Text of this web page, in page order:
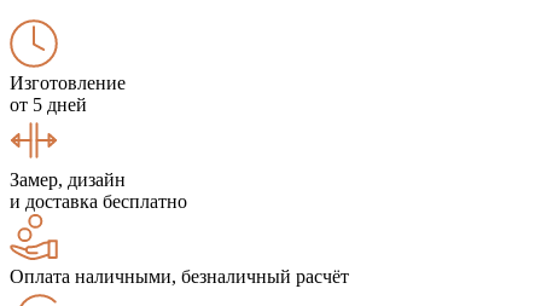
Изготовление
от 5 дней
Замер, дизайн
и доставка бесплатно
Оплата наличными, безналичный расчёт